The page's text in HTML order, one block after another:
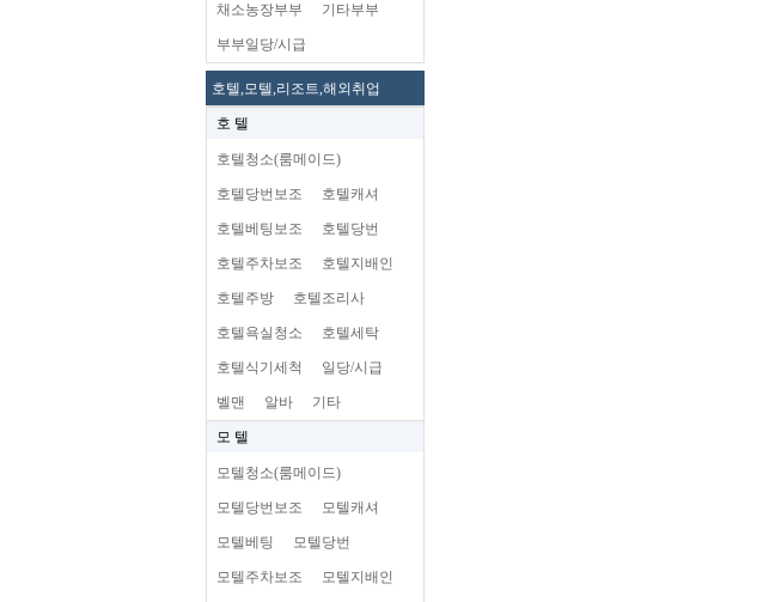
채소농장부부 기타부부
부부일당/시급
호텔,모텔,리조트,해외취업
호 텔
호텔청소(룸메이드)
호텔당번보조 호텔캐셔
호텔베팅보조 호텔당번
호텔주차보조 호텔지배인
호텔주방 호텔조리사
호텔욕실청소 호텔세탁
호텔식기세척 일당/시급
벨맨 알바 기타
모 텔
모텔청소(룸메이드)
모텔당번보조 모텔캐셔
모텔베팅 모텔당번
모텔주차보조 모텔지배인